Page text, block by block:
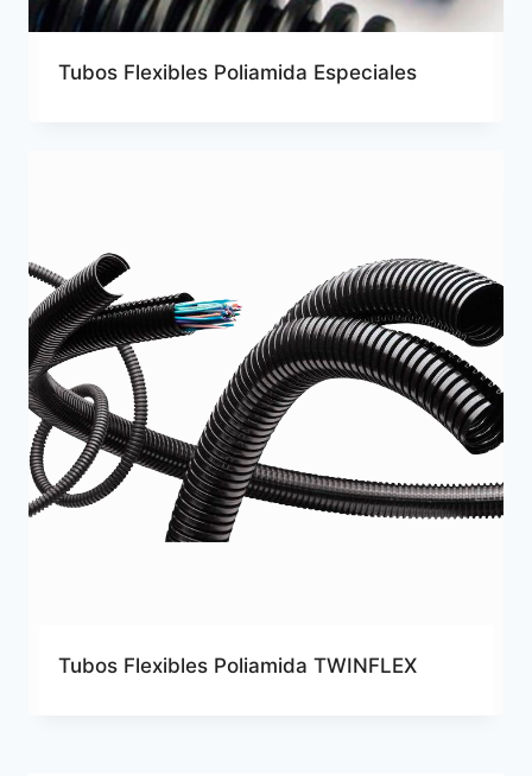
Tubos Flexibles Poliamida Especiales
Tubos Flexibles Poliamida TWINFLEX